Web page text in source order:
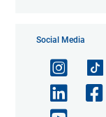
Social Media